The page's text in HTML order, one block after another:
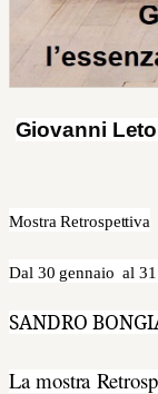
Giovanni
Mostra Retrospettiva
Dal 30 gennaio al
SANDRO
La mostra